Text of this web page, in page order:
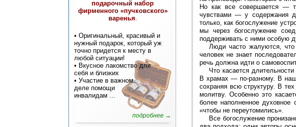
подарочный набор
фирменного «пучковского»
варенья.
• Оригинальный, красивый и
нужный подарок, который уж
точно придется к месту в
любой ситуации!
• Вкусное лакомство для
себя и близких
• Участие в важном
деле помощи
инвалидам ...
подробнее →
Но как все совершается —
чувствами — у содержания
только, как богослужение
мы через богослужение
поддерживать с ними особую
Люди часто жалуются,
человек не знает
речь должна идти о
Что касается
В храмах — по-разному. В
сохраняя всю структуру. В
молитву. Особенно это
более наполненное
«чтобы не переутомились».
Все богослужение